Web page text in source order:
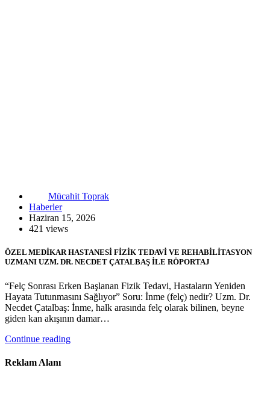
Mücahit Toprak
Haberler
Haziran 15, 2026
421 views
ÖZEL MEDİKAR HASTANESİ FİZİK TEDAVİ VE REHABİLİTASYON
UZMANI UZM. DR. NECDET ÇATALBAŞ İLE RÖPORTAJ
“Felç Sonrası Erken Başlanan Fizik Tedavi, Hastaların Yeniden
Hayata Tutunmasını Sağlıyor” Soru: İnme (felç) nedir? Uzm. Dr.
Necdet Çatalbaş: İnme, halk arasında felç olarak bilinen, beyne
giden kan akışının damar…
Continue reading
Reklam Alanı